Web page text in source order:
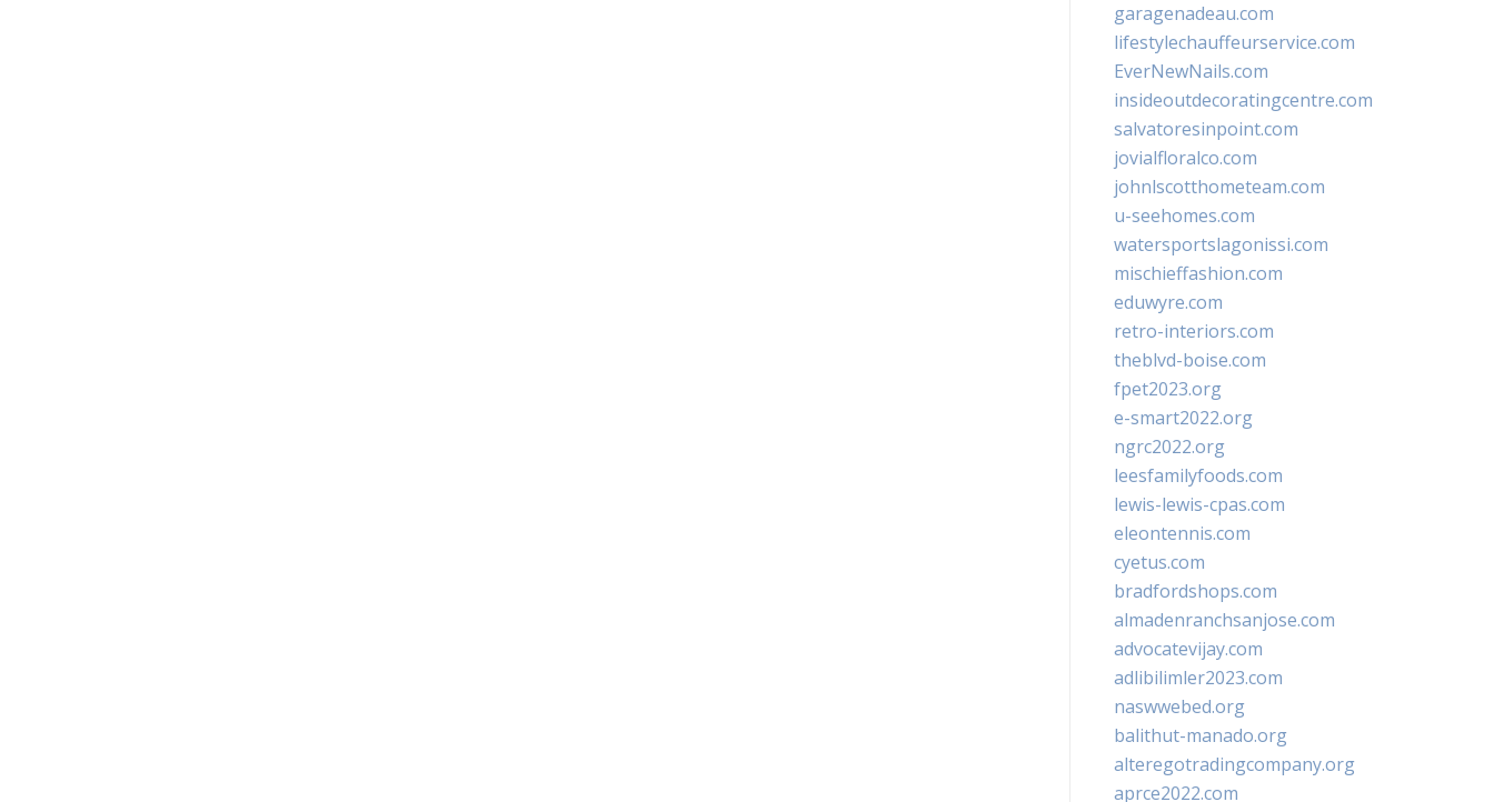
garagenadeau.com
lifestylechauffeurservice.com
EverNewNails.com
insideoutdecoratingcentre.com
salvatoresinpoint.com
jovialfloralco.com
johnlscotthometeam.com
u-seehomes.com
watersportslagonissi.com
mischieffashion.com
eduwyre.com
retro-interiors.com
theblvd-boise.com
fpet2023.org
e-smart2022.org
ngrc2022.org
leesfamilyfoods.com
lewis-lewis-cpas.com
eleontennis.com
cyetus.com
bradfordshops.com
almadenranchsanjose.com
advocatevijay.com
adlibilimler2023.com
naswwebed.org
balithut-manado.org
alteregotradingcompany.org
aprce2022.com